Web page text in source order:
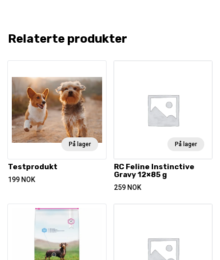
Relaterte produkter
På lager
Testprodukt
199 NOK
På lager
RC Feline Instinctive
Gravy 12×85 g
259 NOK